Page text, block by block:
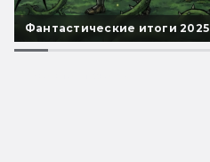
Фантастические итоги 2025